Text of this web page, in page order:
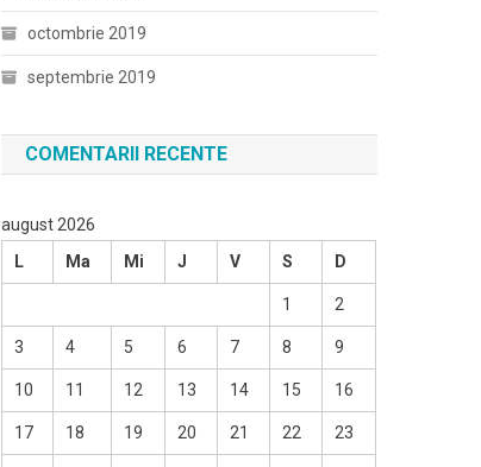
octombrie 2019
septembrie 2019
COMENTARII RECENTE
august 2026
L
Ma Mi J V S D
1 2
3 4 5 6 7 8 9
10 11 12 13 14 15 16
17 18 19 20 21 22 23